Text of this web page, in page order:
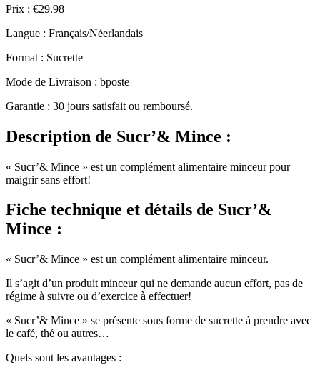
Prix : €29.98
Langue : Français/Néerlandais
Format : Sucrette
Mode de Livraison : bposte
Garantie : 30 jours satisfait ou remboursé.
Description de Sucr’& Mince :
« Sucr’& Mince » est un complément alimentaire minceur pour
maigrir sans effort!
Fiche technique et détails de Sucr’&
Mince :
« Sucr’& Mince » est un complément alimentaire minceur.
Il s’agit d’un produit minceur qui ne demande aucun effort, pas de
régime à suivre ou d’exercice à effectuer!
« Sucr’& Mince » se présente sous forme de sucrette à prendre avec
le café, thé ou autres…
Quels sont les avantages :